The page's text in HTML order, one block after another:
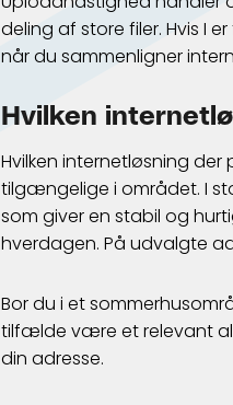
deling af store filer. Hvis I
når du sammenligner
Hvilken
Hvilken internetløsning
tilgængelige i området. I
som giver en stabil og
hverdagen. På udvalgte
Bor du i et
tilfælde være et relevant
din adresse.